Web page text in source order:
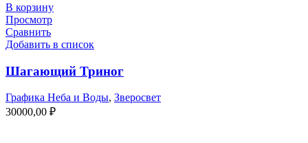
В корзину
Просмотр
Сравнить
Добавить в список
Шагающий Триног
Графика Неба и Воды, Зверосвет
30000,00 ₽